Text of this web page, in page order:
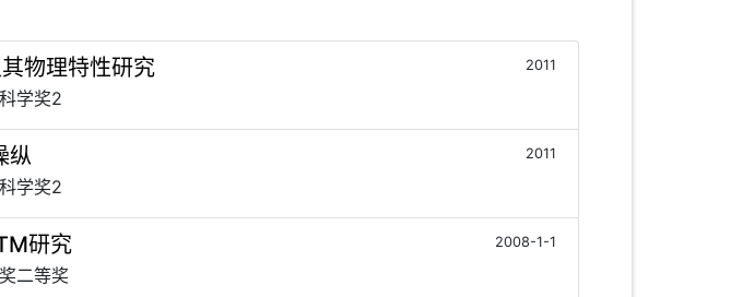
物理特性研究 2011
学奖2
纵 2011
学奖2
研究 2008-1-1
二等奖